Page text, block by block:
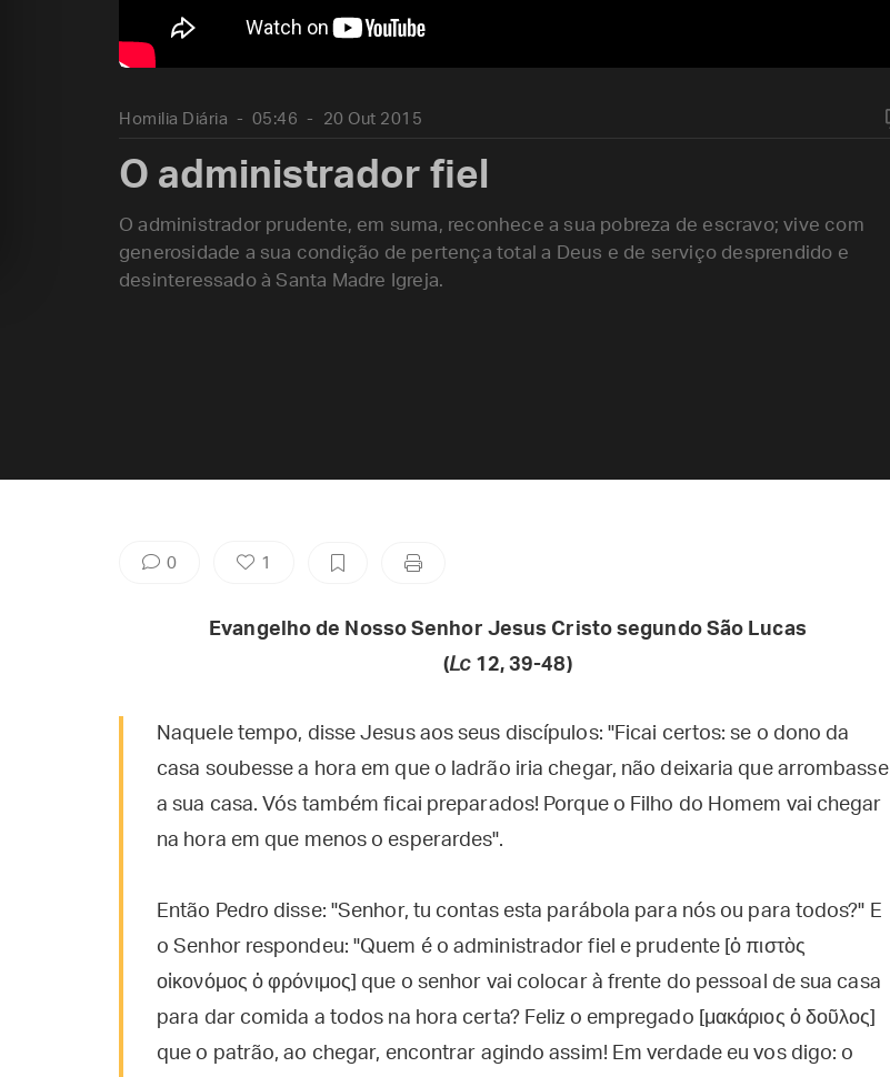
Homilia Diária 05:46 20 Out 2015
O administrador fiel
O administrador prudente, em suma, reconhece a sua pobreza de escravo; vive com
generosidade a sua condição de pertença total a Deus e de serviço desprendido e
desinteressado à Santa Madre Igreja.
0 1
Evangelho de Nosso Senhor Jesus Cristo segundo São Lucas
(Lc12, 39-48)
Naquele tempo, disse Jesus aos seus discípulos: "Ficai certos: se o dono da
casa soubesse a hora em que o ladrão iria chegar, não deixaria que arrombasse
a sua casa. Vós também ficai preparados! Porque o Filho do Homem vai chegar
na hora em que menos o esperardes".
Então Pedro disse: "Senhor, tu contas esta parábola para nós ou para todos?" E
o Senhor respondeu: "Quem é o administrador fiel e prudente [ὁ πιστὸς
οἰκονόμος ὁ φρόνιμος] que o senhor vai colocar à frente do pessoal de sua casa
para dar comida a todos na hora certa? Feliz o empregado [μακάριος ὁ δοῦλος]
que o patrão, ao chegar, encontrar agindo assim! Em verdade eu vos digo: o